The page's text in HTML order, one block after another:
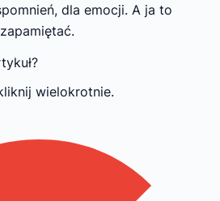
dla emocji. A ja to
wielokrotnie.